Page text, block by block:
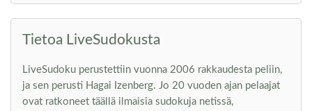
Tietoa LiveSudokusta
LiveSudoku perustettiin vuonna 2006 rakkaudesta peliin,
ja sen perusti Hagai Izenberg. Jo 20 vuoden ajan pelaajat
ovat ratkoneet täällä ilmaisia sudokuja netissä,